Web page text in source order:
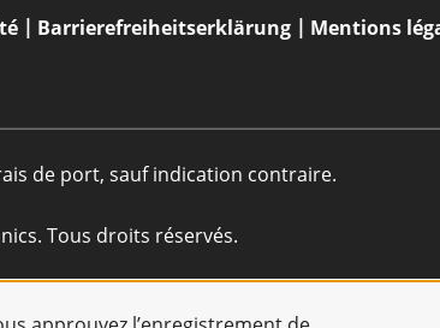
Barrierefreiheitserklärung Mentions
de port, sauf indication contraire.
Tous droits réservés.